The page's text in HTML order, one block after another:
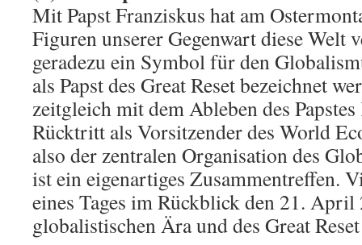
Mit Papst Franziskus hat am
Figuren unserer Gegenwart diese Welt
geradezu ein Symbol für den
als Papst des Great Reset bezeichnet
zeitgleich mit dem Ableben des
Rücktritt als Vorsitzender des World
also der zentralen Organisation des
ist ein eigenartiges Zusammentreffen.
eines Tages im Rückblick den 21. April
globalistischen Ära und des Great